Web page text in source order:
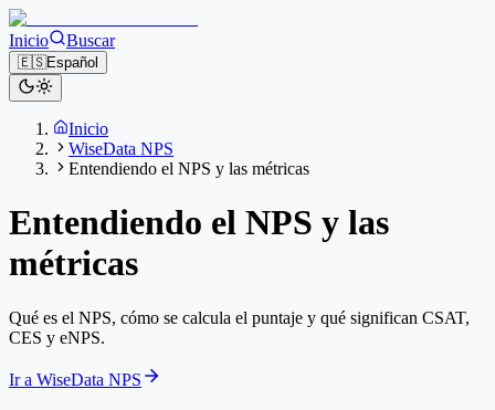
Inicio Buscar
🇪🇸Español
Inicio
WiseData NPS
Entendiendo el NPS y las métricas
Entendiendo el NPS y las
métricas
Qué es el NPS, cómo se calcula el puntaje y qué significan CSAT,
CES y eNPS.
Ir a WiseData NPS